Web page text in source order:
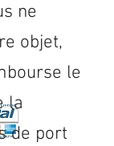
ne
objet,
le
la
de port